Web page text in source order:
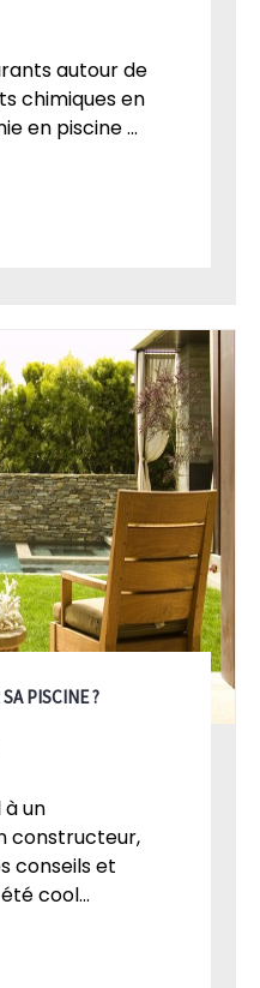
autour de
chimiques en
en piscine ...
PISCINE ?
un
constructeur,
conseils et
cool...